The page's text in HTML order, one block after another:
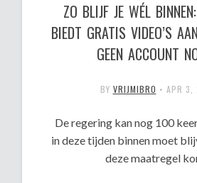
ZO BLIJF JE WÉL
BIEDT GRATIS VIDEO’S
GEEN ACCOUNT
BY VRIJMIBRO • APR
De regering kan nog 100
in deze tijden binnen moet
deze maatregel